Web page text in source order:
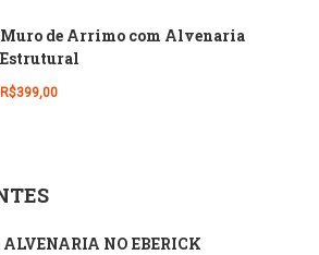
Muro de Arrimo com Alvenaria
Estrutural
R$399,00
NO EBERICK